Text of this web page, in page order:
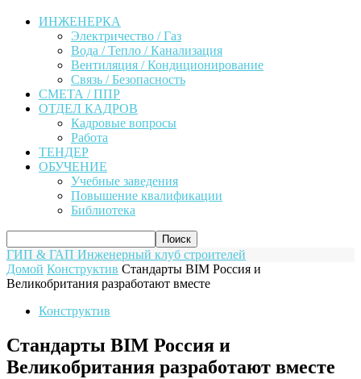
ИНЖЕНЕРКА
Электричество / Газ
Вода / Тепло / Канализация
Вентиляция / Кондиционирование
Связь / Безопасность
СМЕТА / ППР
ОТДЕЛ КАДРОВ
Кадровые вопросы
Работа
ТЕНДЕР
ОБУЧЕНИЕ
Учебные заведения
Повышение квалификации
Библиотека
ГИП & ГАП Инженерный клуб строителей
Домой Конструктив Стандарты BIM Россия и
Великобритания разработают вместе
Конструктив
Стандарты BIM Россия и
Великобритания разработают вместе